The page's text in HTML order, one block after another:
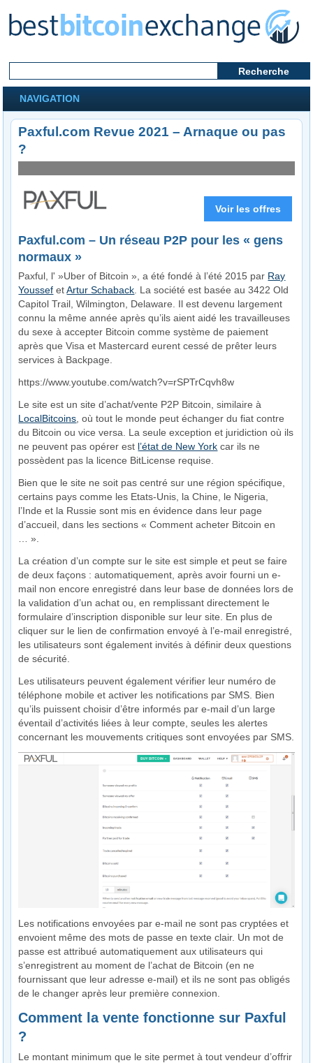
NAVIGATION
Paxful.com Revue 2021 – Arnaque ou pas
?
Visiter le site internet
Voir les offres
Paxful.com – Un réseau P2P pour les « gens
normaux »
Paxful, l' »Uber of Bitcoin », a été fondé à l’été 2015 par Ray
Youssef etArtur Schaback . La société est basée au 3422 Old
Capitol Trail, Wilmington, Delaware. Il est devenu largement
connu la même année après qu’ils aient aidé les travailleuses
du sexe à accepter Bitcoin comme système de paiement
après que Visa et Mastercard eurent cessé de prêter leurs
services à Backpage.
https://www.youtube.com/watch?v=rSPTrCqvh8w
Le site est un site d’achat/vente P2P Bitcoin, similaire à
LocalBitcoins , où tout le monde peut échanger du fiat contre
du Bitcoin ou vice versa. La seule exception et juridiction où ils
ne peuvent pas opérer est l’état de New York car ils ne
possèdent pas la licence BitLicense requise.
Bien que le site ne soit pas centré sur une région spécifique,
certains pays comme les Etats-Unis, la Chine, le Nigeria,
l’Inde et la Russie sont mis en évidence dans leur page
d’accueil, dans les sections « Comment acheter Bitcoin en
… ».
La création d’un compte sur le site est simple et peut se faire
de deux façons : automatiquement, après avoir fourni un e-
mail non encore enregistré dans leur base de données lors de
la validation d’un achat ou, en remplissant directement le
formulaire d’inscription disponible sur leur site. En plus de
cliquer sur le lien de confirmation envoyé à l’e-mail enregistré,
les utilisateurs sont également invités à définir deux questions
de sécurité.
Les utilisateurs peuvent également vérifier leur numéro de
téléphone mobile et activer les notifications par SMS. Bien
qu’ils puissent choisir d’être informés par e-mail d’un large
éventail d’activités liées à leur compte, seules les alertes
concernant les mouvements critiques sont envoyées par SMS.
Les notifications envoyées par e-mail ne sont pas cryptées et
envoient même des mots de passe en texte clair. Un mot de
passe est attribué automatiquement aux utilisateurs qui
s’enregistrent au moment de l’achat de Bitcoin (en ne
fournissant que leur adresse e-mail) et ils ne sont pas obligés
de le changer après leur première connexion.
Comment la vente fonctionne sur Paxful
?
Le montant minimum que le site permet à tout vendeur d’offrir